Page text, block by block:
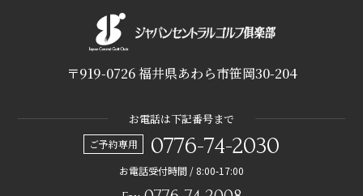
〒919-0726 福井県あわら市笹岡30-204
お電話は下記番号まで
ご予約専用 0776-74-2030
お電話受付時間 / 8:00-17:00